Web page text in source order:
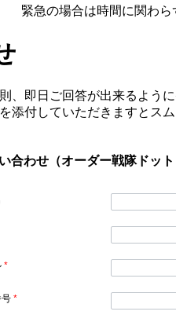
緊急の場合は時間に関わら
、即日ご回答が出来るよ
付していただきますとス
合わせ（オーダー戦隊ドット
*
号 *